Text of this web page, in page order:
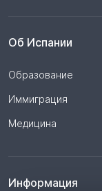
Об Испании
Образование
Иммиграция
Медицина
Информация